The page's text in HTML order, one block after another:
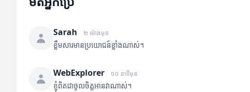
Sarah ២ ម៉ោងមុន
ខ្លឹមសារមានប្រយោជន៍ខ្លាំងណាស់។
WebExplorer ១០ នាទីមុន
ខ្ញុំពិតជាចូលចិត្តអានវាណាស់។